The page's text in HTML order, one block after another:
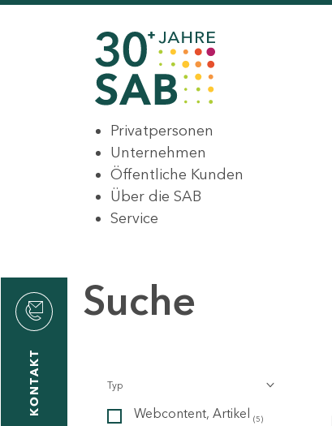
Privatpersonen
Unternehmen
Öffentliche Kunden
Über die SAB
Service
KONTAKT
Suche
Typ
Webcontent, Artikel (5)